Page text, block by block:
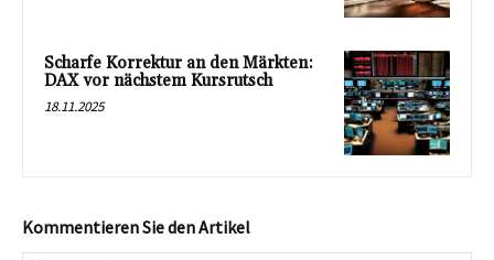
Scharfe Korrektur an den Märkten:
DAX vor nächstem Kursrutsch
18.11.2025
Kommentieren Sie den Artikel